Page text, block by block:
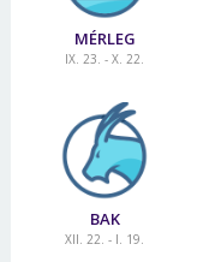
MÉRLEG
IX. 23. - X. 22.
BAK
XII. 22. - I. 19.